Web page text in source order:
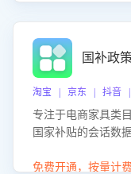
国补政
淘宝 | 京东 | 抖音
专注于电商家具类
国家补贴的会话数
化策略，助力商家
免费开通，按量计费